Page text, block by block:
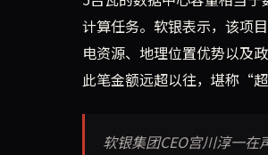
计算任务。软银表示，该项
电资源、地理位置优势以及
此笔金额远超以往，堪称“
软银集团CEO宫川淳一